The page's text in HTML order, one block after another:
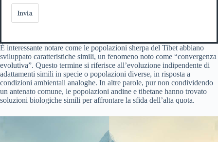
Invia
È interessante notare come le popolazioni sherpa del Tibet abbiano
sviluppato caratteristiche simili, un fenomeno noto come “convergenza
evolutiva”. Questo termine si riferisce all’evoluzione indipendente di
adattamenti simili in specie o popolazioni diverse, in risposta a
condizioni ambientali analoghe. In altre parole, pur non condividendo
un antenato comune, le popolazioni andine e tibetane hanno trovato
soluzioni biologiche simili per affrontare la sfida dell’alta quota.